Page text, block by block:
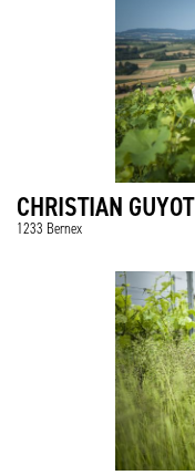
CHRISTIAN GUYOT
1233 Bernex